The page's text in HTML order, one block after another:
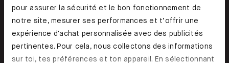
pour assurer la sécurité et le bon fonctionnement de
notre site, mesurer ses performances et t’offrir une
expérience d'achat personnalisée avec des publicités
pertinentes. Pour cela, nous collectons des informations
sur toi, tes préférences et ton appareil. En sélectionnant
CANAPÉS & FAUTEUILS
Suivez nous